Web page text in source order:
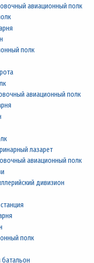
авиационный полк
полк
авиационный полк
лазарет
авиационный полк
дивизион
полк
батальон